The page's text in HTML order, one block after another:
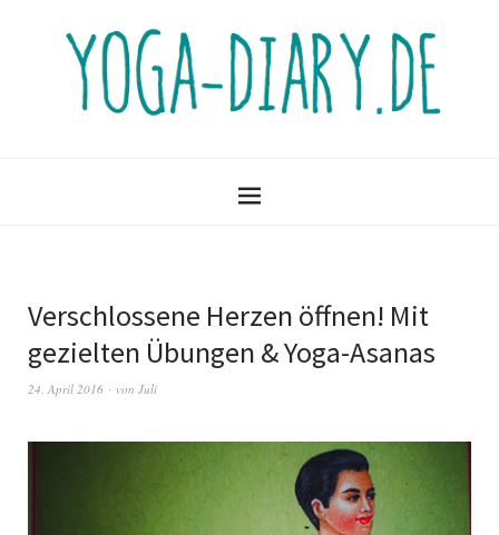
Verschlossene Herzen öffnen! Mit
gezielten Übungen & Yoga-Asanas
24. April 2016 von Juli